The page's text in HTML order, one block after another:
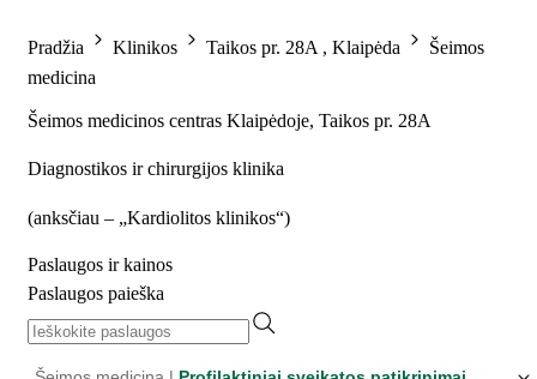
Pradžia Klinikos Taikos pr. 28A , Klaipėda
Šeimos
medicina
Šeimos medicinos centras Klaipėdoje, Taikos pr. 28A
Diagnostikos ir chirurgijos klinika
(anksčiau – „Kardiolitos klinikos“)
Paslaugos ir kainos
Paslaugos paieška